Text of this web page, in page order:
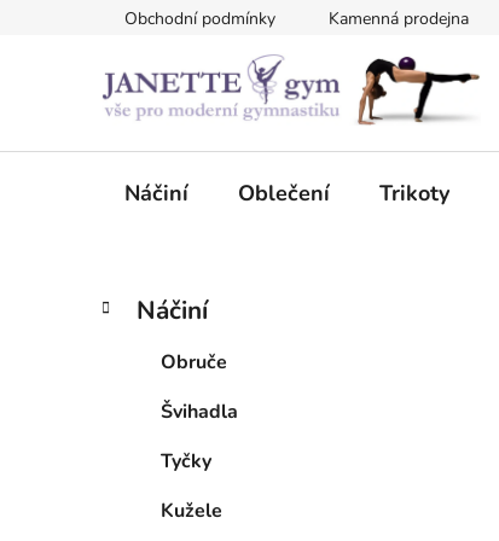
Obchodní podmínky Kamenná prodejna
Náčiní Oblečení Trikoty
PPřeskočit
kategorie
K
a
Náčiní
Obruče
Švihadla
Tyčky
Kužele